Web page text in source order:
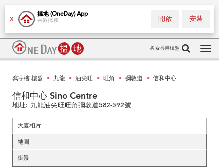
X
搵地 (OneDay) App
香港搵樓 安裝
開啟
搜索香港樓盤
寫字樓 樓盤 > 九龍 > 油尖旺 > 旺角 > 彌敦道 > 信和中心
信和中心 Sino Centre
地址: 九龍油尖旺旺角彌敦道582-592號
大廈相片
地圖
街景